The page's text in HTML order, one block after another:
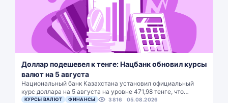
Доллар подешевел к тенге: Нацбанк обновил курсы
валют на 5 августа
Национальный банк Казахстана установил официальный
курс доллара на 5 августа на уровне 471,98 тенге, что…
КУРСЫ ВАЛЮТ ФИНАНСЫ 3816 05.08.2026